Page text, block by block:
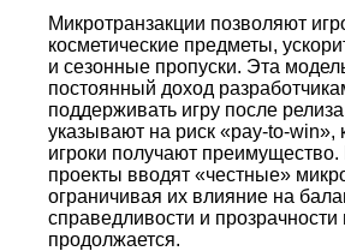
Микротранзакции позволяют
косметические предметы,
и сезонные пропуски. Эта
постоянный доход
поддерживать игру после
указывают на риск «pay‑to‑win»,
игроки получают
проекты вводят «честные»
ограничивая их влияние на
справедливости и прозрачности
продолжается.